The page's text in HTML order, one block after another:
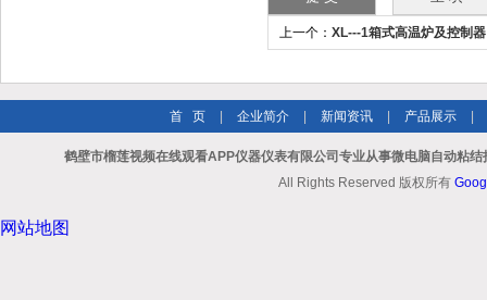
上一个： XL---1箱式高温炉及控制器
首 页 企业简介 新闻资讯 产品展示
鹤壁市榴莲视频在线观看APP仪器仪表有限公司专业从事微电脑自动粘
All Rights Reserved 版权所有
网站地图